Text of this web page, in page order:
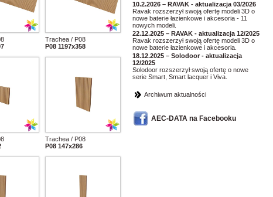
Trachea / P08
P08 1197x358
Trachea / P08
P08 147x286
10.2.2026 – RAVAK - aktualizacja 03/2026
Ravak rozszerzył swoją ofertę modeli 3D o
nowe baterie łazienkowe i akcesoria - 11
nowych modeli.
22.12.2025 – RAVAK - aktualizacja 12/2025
Ravak rozszerzył swoją ofertę modeli 3D o
nowe baterie łazienkowe i akcesoria.
18.12.2025 – Solodoor - aktualizacja
12/2025
Solodoor rozszerzył swoją ofertę o nowe
serie Smart, Smart lacquer i Viva.
Archiwum aktualności
AEC-DATA na Facebooku